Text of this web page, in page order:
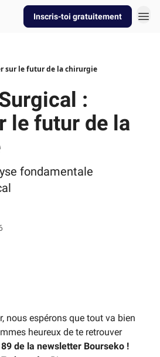
Inscris-toi gratuitement
sur le futur de la chirurgie
:
le futur de la
fondamentale
nous espérons que tout va bien
heureux de te retrouver
de la newsletter Bourseko !